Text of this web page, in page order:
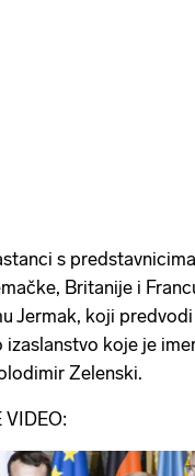
s
Britanije i
Jermak, koji predvodi
koje je
Zelenski.
VIDEO: